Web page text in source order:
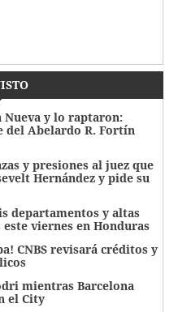
y lo raptaron:
del Abelardo R. Fortín
y presiones al juez que
Hernández y pide su
departamentos y altas
viernes en Honduras
CNBS revisará créditos y
mientras Barcelona
el City